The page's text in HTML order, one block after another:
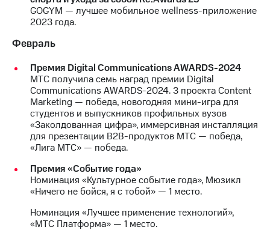
МТС
Интервью
Финансовая
отчетность
Контакты
в
регионе
Корпоративное
управление
GOGYM — лучшее мобильное wellness-приложение
2023 года.
Февраль
Премия Digital Communications AWARDS-2024
МТС получила семь наград премии Digital
Communications AWARDS-2024. 3 проекта Content
Marketing — победа, новогодняя мини-игра для
студентов и выпускников профильных вузов
«Заколдованная цифра», иммерсивная инсталляция
для презентации B2B-продуктов МТС — победа,
«Лига МТС» — победа.
Премия «Событие года»
Номинация «Культурное событие года», Мюзикл
«Ничего не бойся, я с тобой» — 1 место.
Номинация «Лучшее применение технологий»,
«МТС Платформа» — 1 место.